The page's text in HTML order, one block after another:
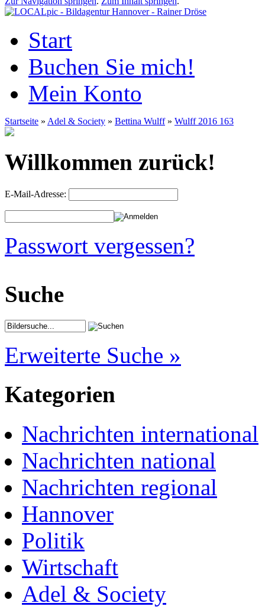
Start
Buchen Sie mich!
Mein Konto
Startseite » Adel & Society » Bettina Wulff» Wulff 2016 163
Willkommen zurück!
E-Mail-Adresse:
Passwort vergessen?
Suche
Erweiterte Suche »
Kategorien
Nachrichten international
Nachrichten national
Nachrichten regional
Hannover
Politik
Wirtschaft
Adel & Society